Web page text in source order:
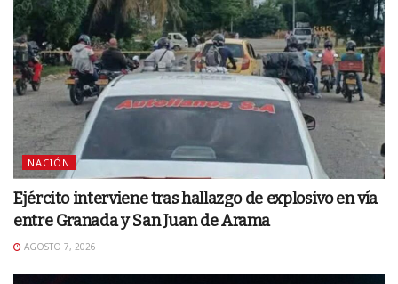
NACIÓN
Ejército interviene tras hallazgo de explosivo en vía
entre Granada y San Juan de Arama
AGOSTO 7, 2026